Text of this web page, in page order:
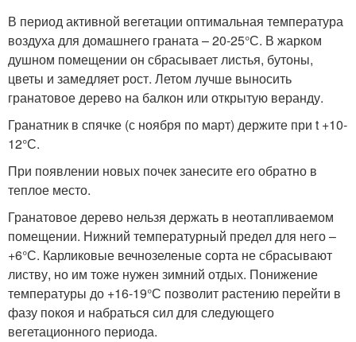
В период активной вегетации оптимальная температура
воздуха для домашнего граната – 20-25°С. В жарком
душном помещении он сбрасывает листья, бутоны,
цветы и замедляет рост. Летом лучше выносить
гранатовое дерево на балкон или открытую веранду.
Гранатник в спячке (с ноября по март) держите при t +10-
12°С.
При появлении новых почек занесите его обратно в
теплое место.
Гранатовое дерево нельзя держать в неотапливаемом
помещении. Нижний температурный предел для него –
+6°С. Карликовые вечнозеленые сорта не сбрасывают
листву, но им тоже нужен зимний отдых. Понижение
температуры до +16-19°С позволит растению перейти в
фазу покоя и набраться сил для следующего
вегетационного периода.